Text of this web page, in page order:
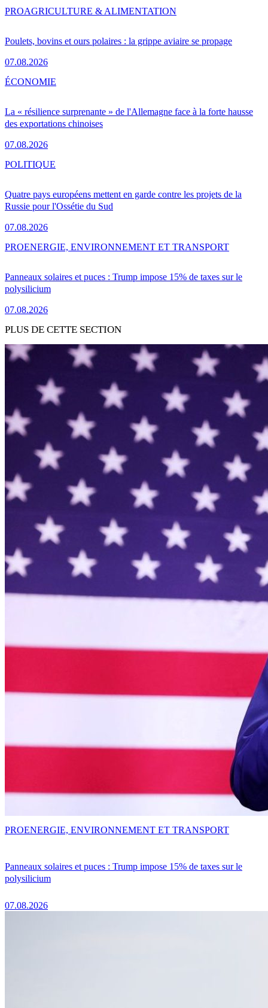
Poulets, bovins et ours polaires : la grippe aviaire se propage
07.08.2026
PROAGRICULTURE & ALIMENTATION
La « résilience surprenante » de l'Allemagne face à la forte hausse
des exportations chinoises
07.08.2026
ÉCONOMIE
Quatre pays européens mettent en garde contre les projets de la
Russie pour l'Ossétie du Sud
07.08.2026
POLITIQUE
Panneaux solaires et puces : Trump impose 15% de taxes sur le
polysilicium
07.08.2026
PROENERGIE, ENVIRONNEMENT ET TRANSPORT
PLUS DE CETTE SECTION
Panneaux solaires et puces : Trump impose 15% de taxes sur le
polysilicium
07.08.2026
PROENERGIE, ENVIRONNEMENT ET TRANSPORT